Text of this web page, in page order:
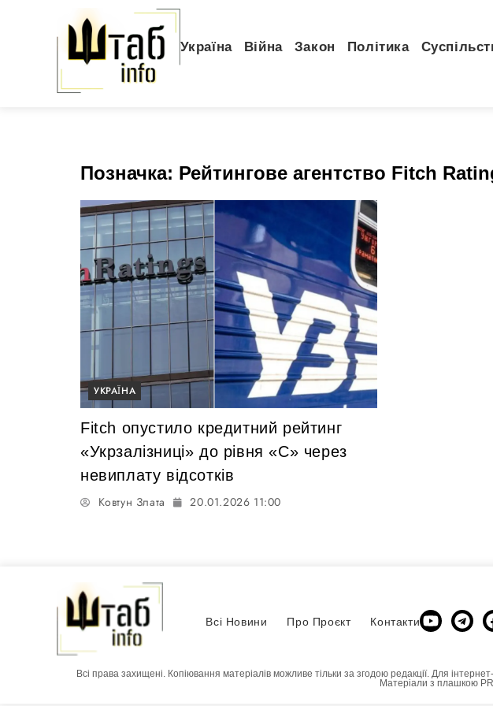
Україна Війна Закон Політика
Позначка: Рейтингове агентство Fitch
УКРАЇНА
Fitch опустило кредитний рейтинг
«Укрзалізниці» до рівня «C» через
невиплату відсотків
Ковтун Злата 20.01.2026 11:00
Всі Новини Про Проєкт Контакти
Всі права захищені. Копіювання матеріалів можливе тільки за згодою редакції. Для
Матеріали з плашкою